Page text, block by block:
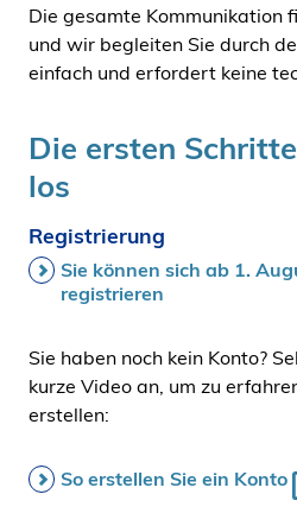
Die gesamte Kommunikation
und wir begleiten Sie durch
einfach und erfordert keine
Die ersten
los
Registrierung
Sie können sich ab 1.
registrieren
Sie haben noch kein Konto?
kurze Video an, um zu
erstellen:
So erstellen Sie ein Konto